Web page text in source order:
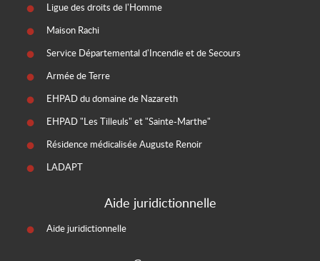
Ligue des droits de l'Homme
Maison Rachi
Service Départemental d'Incendie et de Secours
Armée de Terre
EHPAD du domaine de Nazareth
EHPAD "Les Tilleuls" et "Sainte-Marthe"
Résidence médicalisée Auguste Renoir
LADAPT
Aide juridictionnelle
Aide juridictionnelle